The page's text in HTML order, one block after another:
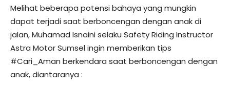
Melihat beberapa potensi bahaya yang mungkin
dapat terjadi saat berboncengan dengan anak di
jalan, Muhamad Isnaini selaku Safety Riding Instructor
Astra Motor Sumsel ingin memberikan tips
#Cari_Aman berkendara saat berboncengan dengan
anak, diantaranya :